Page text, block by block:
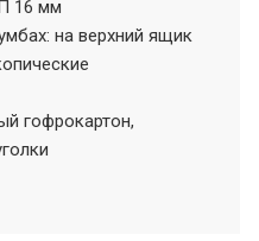
16 мм
на верхний ящик
гофрокартон,